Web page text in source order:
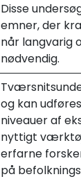
Disse
emner, der
når langvarig
nødvendig.
og kan
niveauer af
nyttigt
erfarne
på